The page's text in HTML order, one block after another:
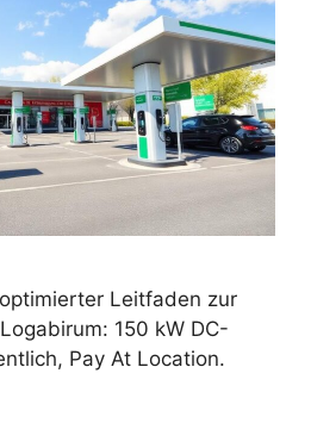
Leitfaden zur
150 kW DC-
Pay At Location.